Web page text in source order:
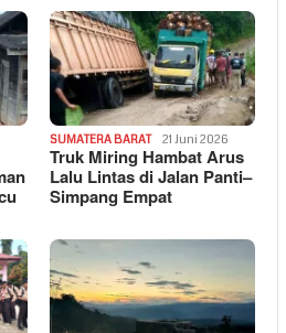
SUMATERA BARAT 21 Juni 2026
Truk Miring Hambat Arus
Lalu Lintas di Jalan Panti–
Simpang Empat